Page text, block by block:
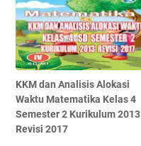
KKM dan Analisis Alokasi
Waktu Matematika Kelas 4
Semester 2 Kurikulum 2013
Revisi 2017